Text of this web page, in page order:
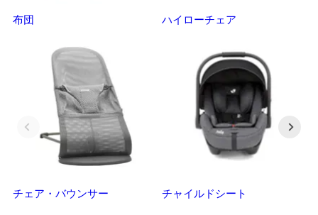
布団 ハイローチェア
チェア・バウンサー チャイルドシート